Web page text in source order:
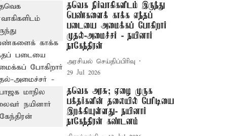
தவெக நிர்வாகிகளிடம் இருந்து
பெண்களைக் காக்க எந்தப்
படையை அமைக்கப் போகிறார்
முதல்-அமைச்சர் - நயினார்
நாகேந்திரன்
அரசியல் செய்திப்பிரிவு
29 Jul 2026
தவெக அரசு; ஏழை முருக
பக்தர்களின் தலையில் பேரிடியை
இறக்கியுள்ளது- நயினார்
நாகேந்திரன் கண்டனம்